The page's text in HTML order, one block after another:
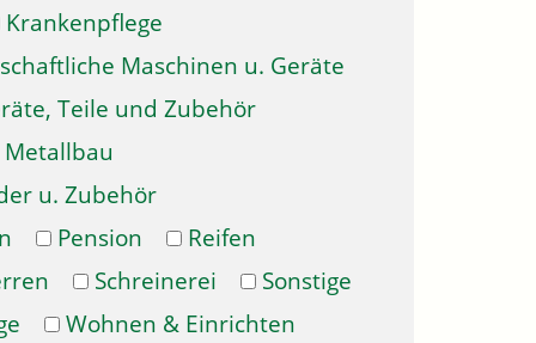
Krankenpflege
Maschinen u. Geräte
Teile und Zubehör
Metallbau
u. Zubehör
Pension
Reifen
Schreinerei
Sonstige
Wohnen & Einrichten